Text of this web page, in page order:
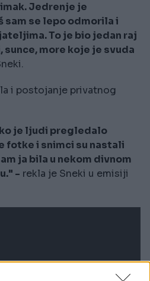
Jedrenje je
sam se lepo odmorila i
To je bio jedan raj
sunce, more koje je svuda
i postojanje privatnog
je ljudi pregledalo
fotke i snimci su nastali
ja bila u nekom divnom
- rekla je Sneki u emisiji